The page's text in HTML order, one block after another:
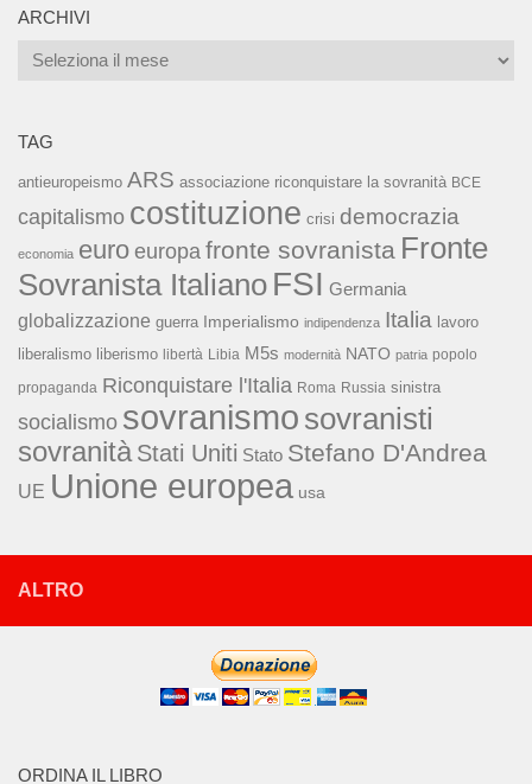
ARCHIVI
Archivi
TAG
antieuropeismo ARS associazione riconquistare la sovranità BCE
capitalismo costituzione crisi democrazia
economia euro europa fronte sovranista Fronte
Sovranista Italiano FSI Germania
globalizzazione guerra Imperialismo indipendenza Italia lavoro
liberalismo liberismo libertà Libia M5s modernità NATO patria popolo
propaganda Riconquistare l'Italia Roma Russia sinistra
socialismo sovranismo sovranisti
sovranità Stati Uniti Stato Stefano D'Andrea
UE Unione europea usa
ALTRO
ORDINA IL LIBRO